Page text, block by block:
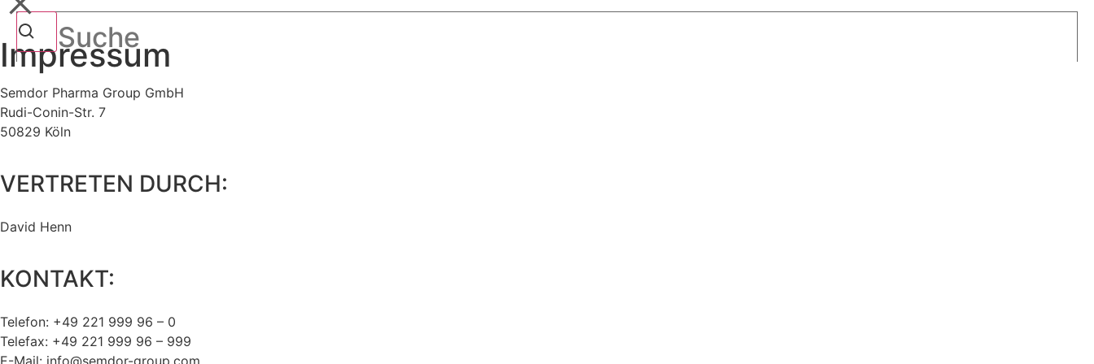
Impressum
Semdor Pharma Group GmbH
Rudi-Conin-Str. 7
50829 Köln
VERTRETEN DURCH:
David Henn
KONTAKT:
Telefon: +49 221 999 96 – 0
Telefax: +49 221 999 96 – 999